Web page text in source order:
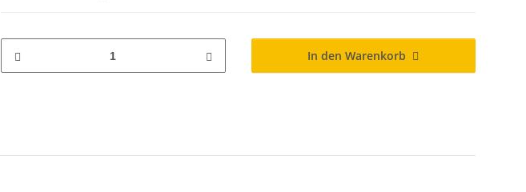
In den Warenkorb